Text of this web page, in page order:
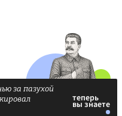
за пазухой